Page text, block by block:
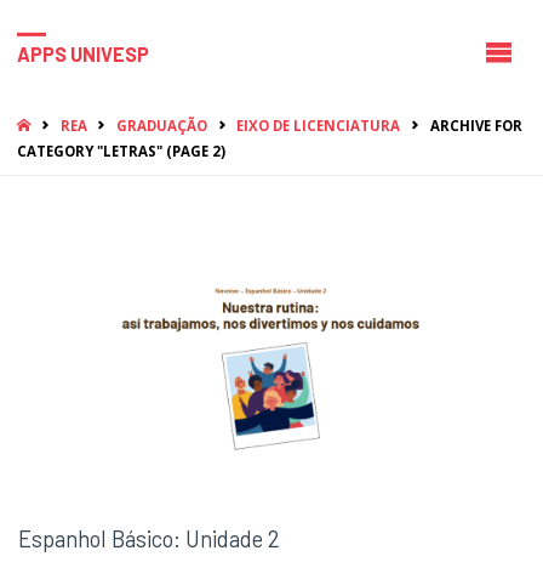
APPS UNIVESP
HOMEREA GRADUAÇÃO EIXO DE LICENCIATURA
ARCHIVE FOR
CATEGORY "LETRAS"(PAGE 2)
Espanhol Básico: Unidade 2